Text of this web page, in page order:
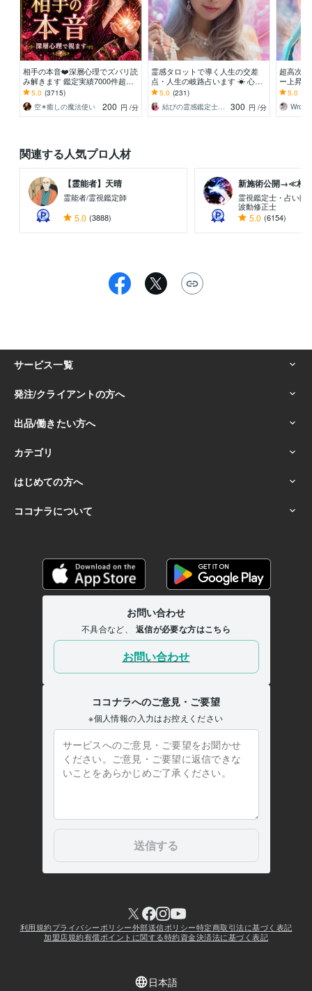
相手の本音❤️深層心理でズバリ読
み解きます 鑑定実績7000件超え❗️
✨心に優しく寄り添う恋愛専門鑑
定
5.0 (3715)
空✴︎癒しの魔法使い
200 円 /分
霊感タロットで導く人生の交差
点・人生の岐路占います ☀ 心の
奥深くに隠れた道を照らし、希望
の光へと導くガイド☀
5.0 (231)
結びの霊感鑑定士♡心の守護者優真（ゆうま
300 円 /分
超高次
ー上昇
ット・
正・心
5.0
関連する人気プロ人材
【霊能者】天晴
霊能者/霊視鑑定師
5.0 (3888)
新施術公開→≪相
霊視鑑定士・占い師
波動修正士
5.0 (6154)